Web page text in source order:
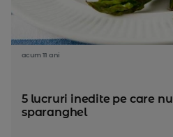
acum 11 ani
5 lucruri inedite pe care
sparanghel